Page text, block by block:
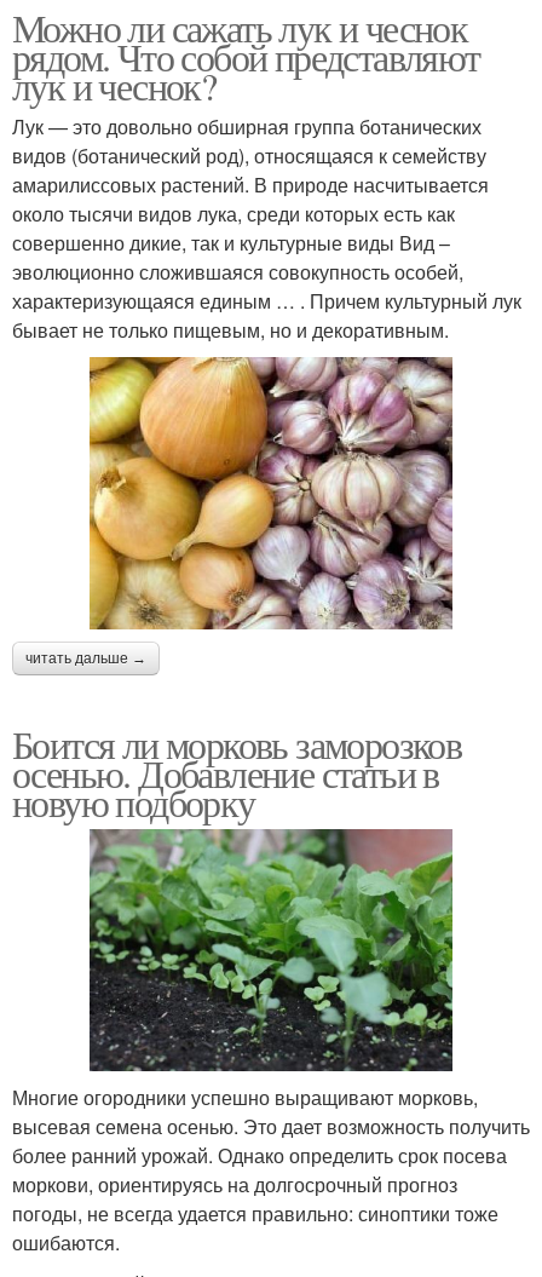
Можно ли сажать лук и чеснок
рядом. Что собой представляют
лук и чеснок?
Лук — это довольно обширная группа ботанических
видов (ботанический род), относящаяся к семейству
амарилиссовых растений. В природе насчитывается
около тысячи видов лука, среди которых есть как
совершенно дикие, так и культурные виды Вид –
эволюционно сложившаяся совокупность особей,
характеризующаяся единым … . Причем культурный лук
бывает не только пищевым, но и декоративным.
читать дальше →
Боится ли морковь заморозков
осенью. Добавление статьи в
новую подборку
Многие огородники успешно выращивают морковь,
высевая семена осенью. Это дает возможность получить
более ранний урожай. Однако определить срок посева
моркови, ориентируясь на долгосрочный прогноз
погоды, не всегда удается правильно: синоптики тоже
ошибаются.